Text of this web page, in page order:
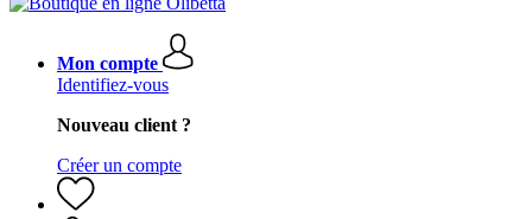
Mon compte
Identifiez-vous
Nouveau client ?
Créer un compte